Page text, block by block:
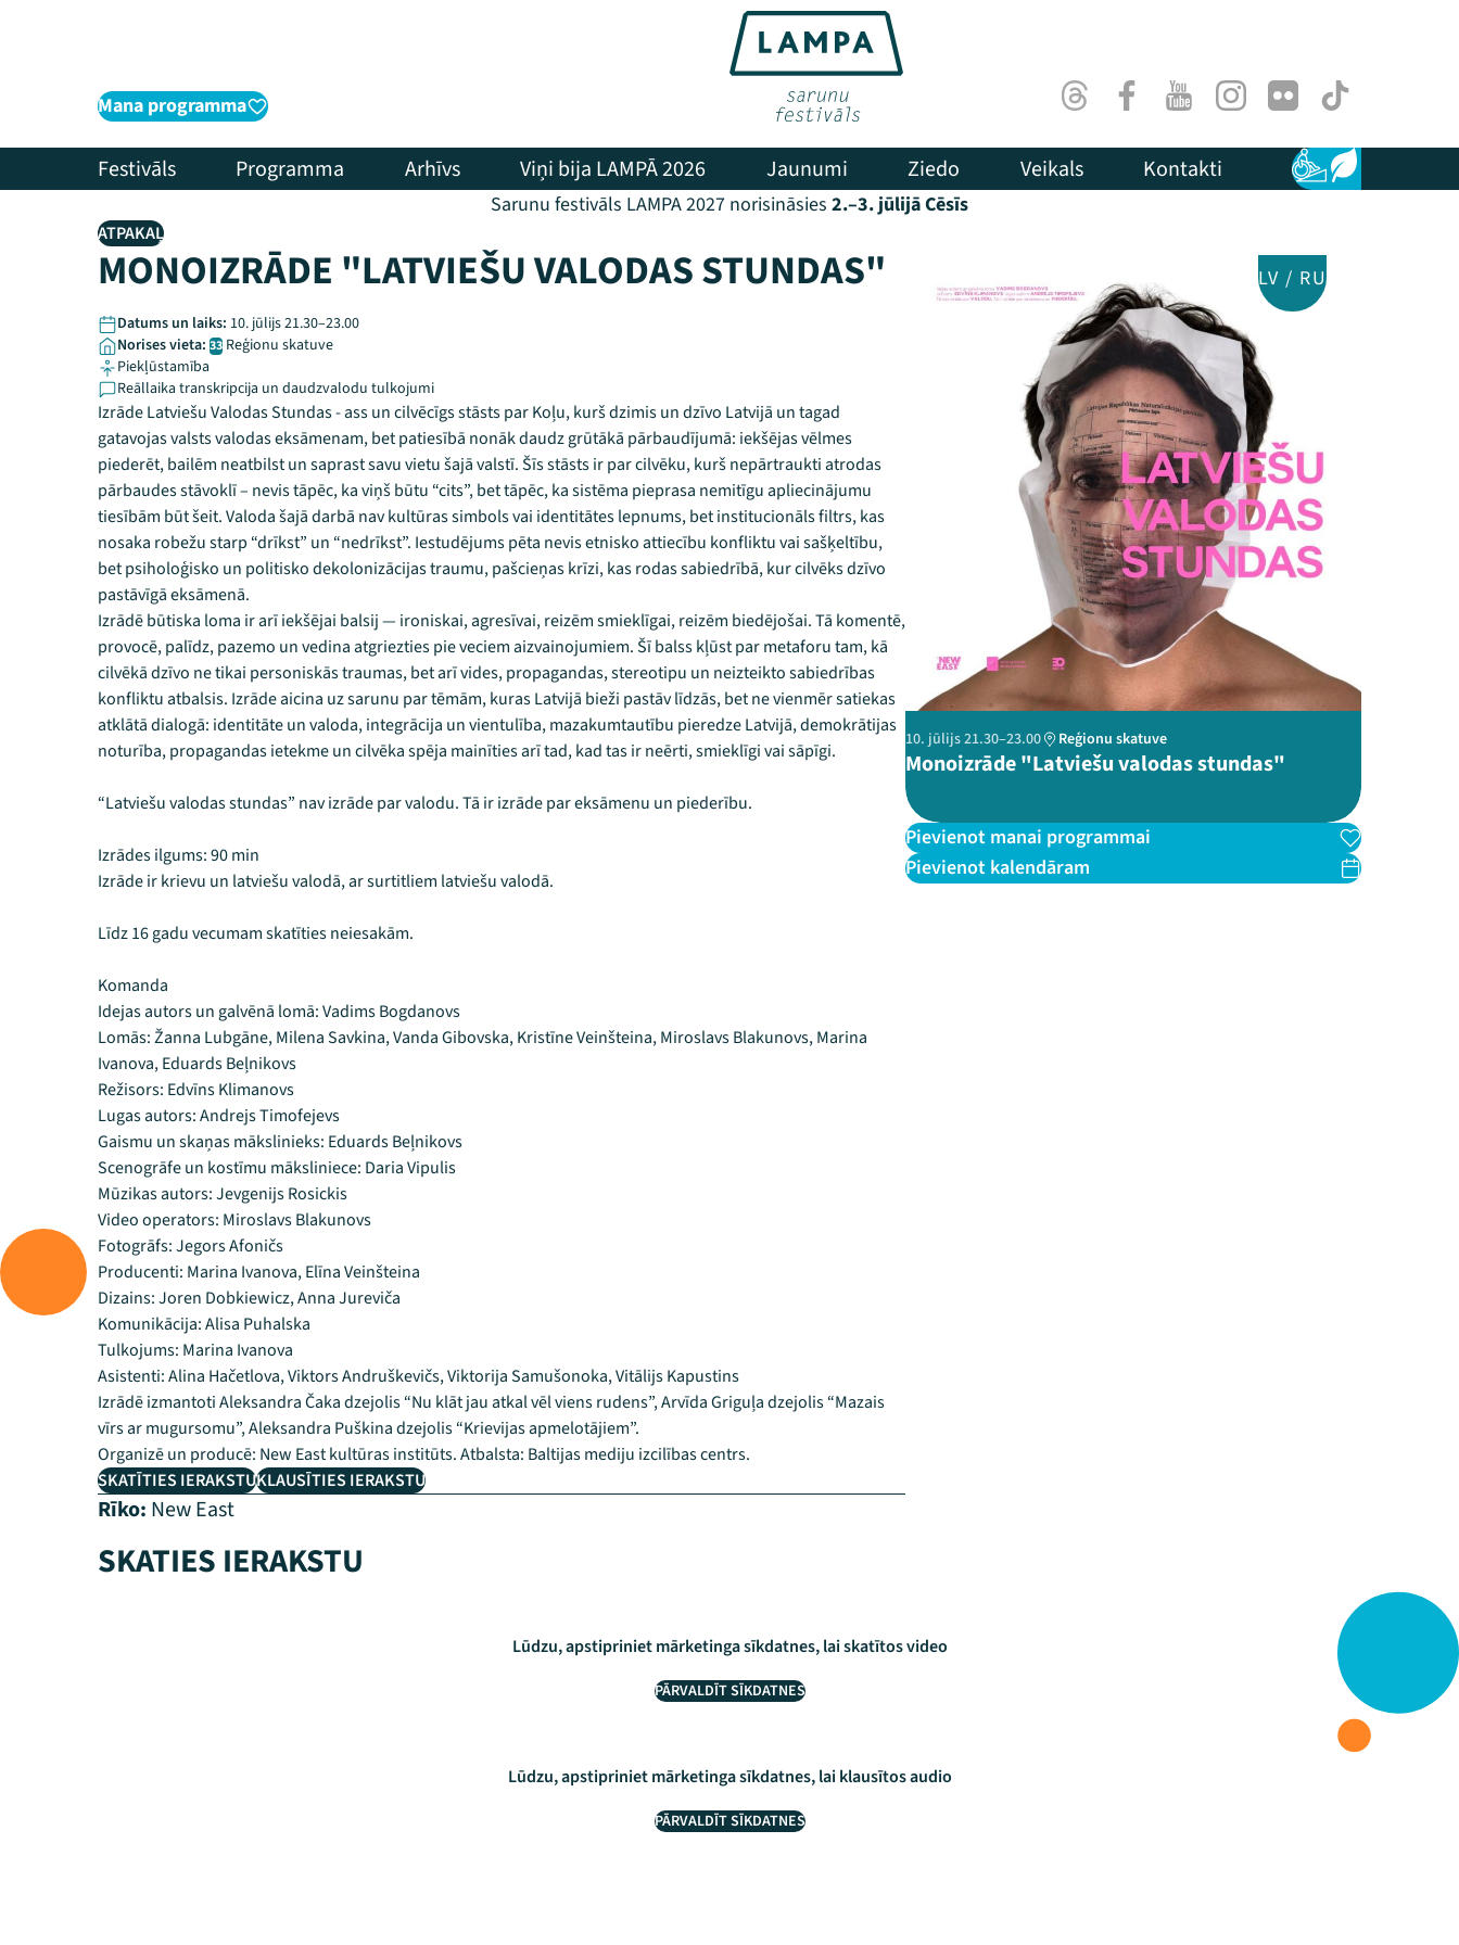
Mana programma ThreadsFacebookYoutubeInstagram
Flick TikTok
Festivāls Programma Arhīvs Viņi bija LAMPĀ 2026 Jaunumi Ziedo Veikals Kontakti Pieejamība
Ilgtspēja
Sarunu festivāls LAMPA 2027 norisināsies 2.–3. jūlijā Cēsīs
ATPAKAĻ
MONOIZRĀDE "LATVIEŠU VALODAS STUNDAS"
Datums un laiks: 10. jūlijs 21.30–23.00
Norises vieta: 33 Reģionu skatuve
Piekļūstamība
Reāllaika transkripcija un daudzvalodu tulkojumi
Izrāde Latviešu Valodas Stundas - ass un cilvēcīgs stāsts par Koļu, kurš dzimis un dzīvo Latvijā un tagad
gatavojas valsts valodas eksāmenam, bet patiesībā nonāk daudz grūtākā pārbaudījumā: iekšējas vēlmes
piederēt, bailēm neatbilst un saprast savu vietu šajā valstī. Šīs stāsts ir par cilvēku, kurš nepārtraukti atrodas
pārbaudes stāvoklī – nevis tāpēc, ka viņš būtu “cits”, bet tāpēc, ka sistēma pieprasa nemitīgu apliecinājumu
tiesībām būt šeit. Valoda šajā darbā nav kultūras simbols vai identitātes lepnums, bet institucionāls filtrs, kas
nosaka robežu starp “drīkst” un “nedrīkst”. Iestudējums pēta nevis etnisko attiecību konfliktu vai sašķeltību,
bet psiholoģisko un politisko dekolonizācijas traumu, pašcieņas krīzi, kas rodas sabiedrībā, kur cilvēks dzīvo
pastāvīgā eksāmenā.
Izrādē būtiska loma ir arī iekšējai balsij — ironiskai, agresīvai, reizēm smieklīgai, reizēm biedējošai. Tā komentē,
provocē, palīdz, pazemo un vedina atgriezties pie veciem aizvainojumiem. Šī balss kļūst par metaforu tam, kā
cilvēkā dzīvo ne tikai personiskās traumas, bet arī vides, propagandas, stereotipu un neizteikto sabiedrības
konfliktu atbalsis. Izrāde aicina uz sarunu par tēmām, kuras Latvijā bieži pastāv līdzās, bet ne vienmēr satiekas
atklātā dialogā: identitāte un valoda, integrācija un vientulība, mazakumtautību pieredze Latvijā, demokrātijas
noturība, propagandas ietekme un cilvēka spēja mainīties arī tad, kad tas ir neērti, smieklīgi vai sāpīgi.
“Latviešu valodas stundas” nav izrāde par valodu. Tā ir izrāde par eksāmenu un piederību.
Izrādes ilgums: 90 min
Izrāde ir krievu un latviešu valodā, ar surtitliem latviešu valodā.
Līdz 16 gadu vecumam skatīties neiesakām.
Komanda
Idejas autors un galvēnā lomā: Vadims Bogdanovs
Lomās: Žanna Lubgāne, Milena Savkina, Vanda Gibovska, Kristīne Veinšteina, Miroslavs Blakunovs, Marina
Ivanova, Eduards Beļnikovs
Režisors: Edvīns Klimanovs
Lugas autors: Andrejs Timofejevs
Gaismu un skaņas mākslinieks: Eduards Beļnikovs
Scenogrāfe un kostīmu māksliniece: Daria Vipulis
Mūzikas autors: Jevgenijs Rosickis
Video operators: Miroslavs Blakunovs
Fotogrāfs: Jegors Afoničs
Producenti: Marina Ivanova, Elīna Veinšteina
Dizains: Joren Dobkiewicz, Anna Jureviča
Komunikācija: Alisa Puhalska
Tulkojums: Marina Ivanova
Asistenti: Alina Hačetlova, Viktors Andruškevičs, Viktorija Samušonoka, Vitālijs Kapustins
Izrādē izmantoti Aleksandra Čaka dzejolis “Nu klāt jau atkal vēl viens rudens”, Arvīda Griguļa dzejolis “Mazais
vīrs ar mugursomu”, Aleksandra Puškina dzejolis “Krievijas apmelotājiem”.
Organizē un producē: New East kultūras institūts. Atbalsta: Baltijas mediju izcilības centrs.
SKATĪTIES IERAKSTUKLAUSĪTIES IERAKSTU
Rīko: New East
LV / RU
10. jūlijs 21.30–23.00 Reģionu skatuve
Monoizrāde "Latviešu valodas stundas"
Pievienot manai programmai
Pievienot kalendāram
SKATIES IERAKSTU
Lūdzu, apstipriniet mārketinga sīkdatnes, lai skatītos video
PĀRVALDĪT SĪKDATNES
Lūdzu, apstipriniet mārketinga sīkdatnes, lai klausītos audio
PĀRVALDĪT SĪKDATNES